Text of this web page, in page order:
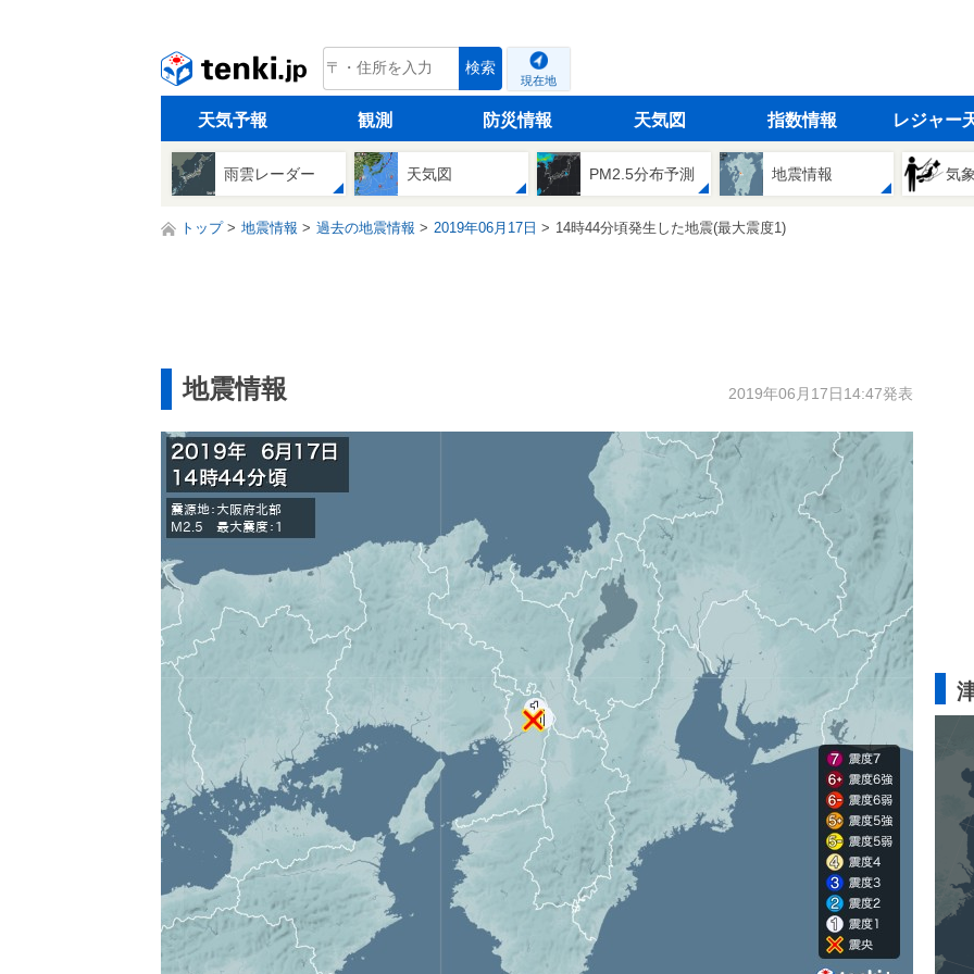
tenki.jp 検索
現在地
天気予報 観測 防災情報 天気図 指数情報 レジャー
雨雲レーダー 天気図 PM2.5分布予測 地震情報 気
トップ 地震情報 過去の地震情報 2019年06月17日 14時44分頃発生した地震(最大震度1)
地震情報 2019年06月17日14:47発表